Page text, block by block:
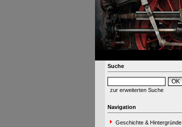
Suche
zur erweiterten Suche
Navigation
Geschichte & Hintergründe